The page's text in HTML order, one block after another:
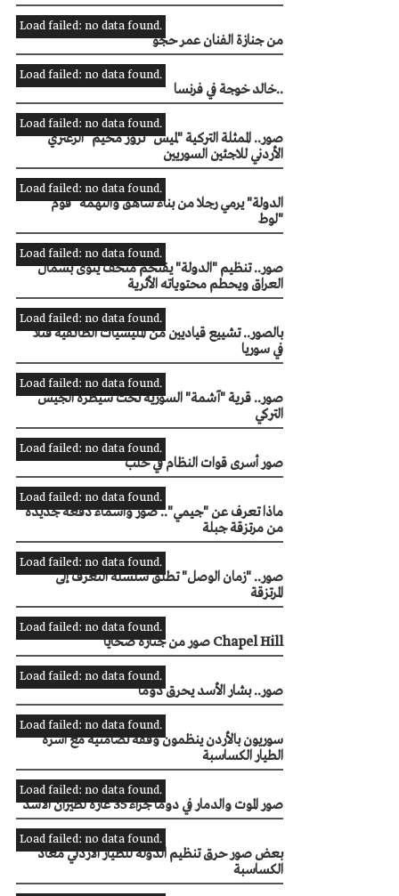
Load failed: no data found.
من جنازة الفنان عمر حجو
Load failed: no data found.
خالد خوجة في فرنسا..
Load failed: no data found.
صور.. الممثلة التركية "لميس" تزور مخيم "الزعتري"
الأردني للاجئين السوريين
Load failed: no data found.
"الدولة" يرمي رجلا من بناء شاهق والتهمة "قوم
لوط"
Load failed: no data found.
‏صور‬.. تنظيم "الدولة" يقتحم متحف ينوى‬ بشمال
العراق ويحطم محتوياته الأثرية
Load failed: no data found.
بالصور.. تشييع قياديين من المليشيات الطائفية قتلا
في سوريا
Load failed: no data found.
صور.. قرية "آشمة" السورية تحت سيطرة الجيش
التركي
Load failed: no data found.
صور أسرى قوات النظام في حلب
Load failed: no data found.
ماذا تعرف عن "جيمي".. صور وأسماء دفعة جديدة
من مرتزقة جبلة
Load failed: no data found.
صور.. "زمان الوصل" تطلق سلسلة التعرف إلى
المرتزقة
Load failed: no data found.
صور من جنازة ضحايا Chapel Hill
Load failed: no data found.
صور.. بشار الأسد يحرق دوما
Load failed: no data found.
سوريون بالأردن ينظمون وفقة تضامنية مع أسرة
الطيار الكساسبة
Load failed: no data found.
صور الموت والدمار في دوما جراء 35 غارة لطيران الأسد
Load failed: no data found.
بعض صور حرق تنظيم الدولة للطيار الأردني معاذ
الكساسبة